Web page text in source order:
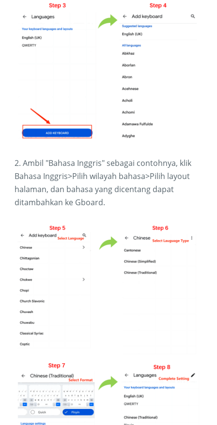
2. Ambil "Bahasa Inggris" sebagai contohnya, klik
Bahasa Inggris>Pilih wilayah bahasa>Pilih layout
halaman, dan bahasa yang dicentang dapat
ditambahkan ke Gboard.